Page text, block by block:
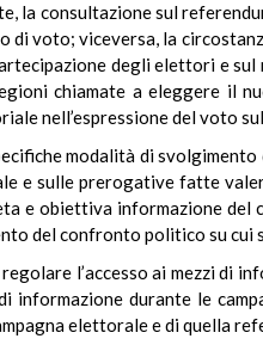
la consultazione sul
di voto; viceversa, la
degli elettori e
chiamate a eleggere il
nell’espressione del voto
modalità di
e sulle prerogative fatte
e obiettiva informazione
del confronto politico su cui
l’accesso ai mezzi di
informazione durante le
elettorale e di quella